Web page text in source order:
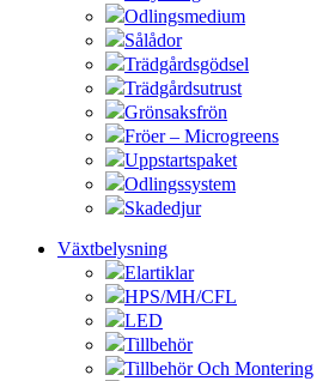
Odlingsmedium
Sålådor
Trädgårdsgödsel
Trädgårdsutrust
Grönsaksfrön
Fröer – Microgreens
Uppstartspaket
Odlingssystem
Skadedjur
Växtbelysning
Elartiklar
HPS/MH/CFL
LED
Tillbehör
Tillbehör Och Montering